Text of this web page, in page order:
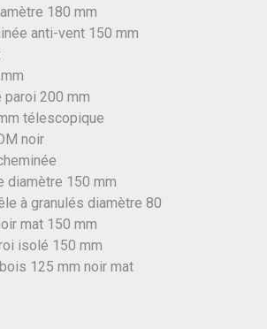
180 mm
anti-vent 150 mm
paroi 200 mm
télescopique
noir
diamètre 150 mm
à granulés diamètre 80
mat 150 mm
isolé 150 mm
125 mm noir mat